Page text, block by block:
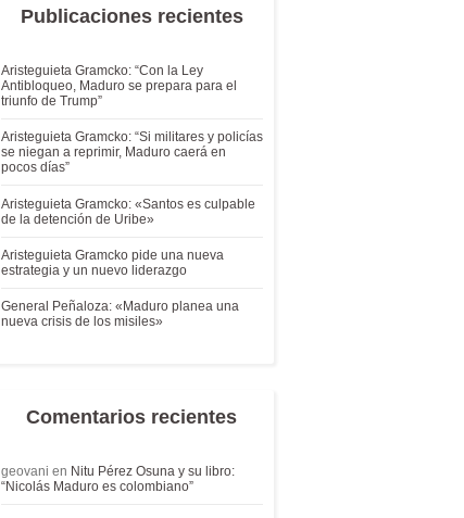
Publicaciones recientes
Aristeguieta Gramcko: “Con la Ley
Antibloqueo, Maduro se prepara para el
triunfo de Trump”
Aristeguieta Gramcko: “Si militares y policías
se niegan a reprimir, Maduro caerá en
pocos días”
Aristeguieta Gramcko: «Santos es culpable
de la detención de Uribe»
Aristeguieta Gramcko pide una nueva
estrategia y un nuevo liderazgo
General Peñaloza: «Maduro planea una
nueva crisis de los misiles»
Comentarios recientes
geovani en Nitu Pérez Osuna y su libro:
“Nicolás Maduro es colombiano”